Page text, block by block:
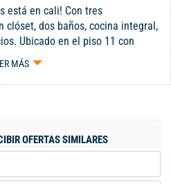
está en cali! Con tres
clóset, dos baños, cocina integral,
Ubicado en el piso 11 con
detrás del metro de la 70 y cerca
social, parque infantil,
MÁS
OFERTAS SIMILARES